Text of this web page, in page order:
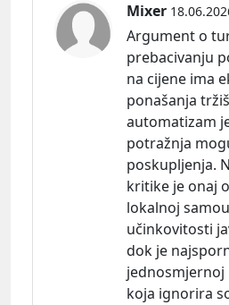
Mixer
Argument o
prebacivanju
na cijene ima
ponašanja
automatizam
potražnja
poskupljenja.
kritike je onaj
lokalnoj
učinkovitosti
dok je
jednosmjernoj
koja ignorira